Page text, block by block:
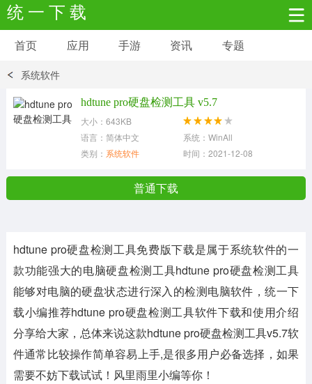
统 一 下 载
安卓应用 安卓游戏
系统工具 其它应用
首页 应用 手游 资讯 专题
系统软件
hdtune pro硬盘检测工具 v5.7
大小：643KB
语言：简体中文
系统：WinAll
类别： 系统软件 时间：2021-12-08
普通下载
hdtune pro硬盘检测工具免费版下载是属于系统软件的一
款功能强大的电脑硬盘检测工具hdtune pro硬盘检测工具
能够对电脑的硬盘状态进行深入的检测电脑软件，统一下
载小编推荐hdtune pro硬盘检测工具软件下载和使用介绍
分享给大家，总体来说这款hdtune pro硬盘检测工具v5.7软
件通常比较操作简单容易上手,是很多用户必备选择，如果
需要不妨下载试试！风里雨里小编等你！